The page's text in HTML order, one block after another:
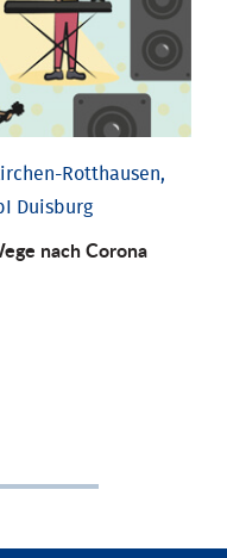
Rotthausen,
Duisburg
nach Corona